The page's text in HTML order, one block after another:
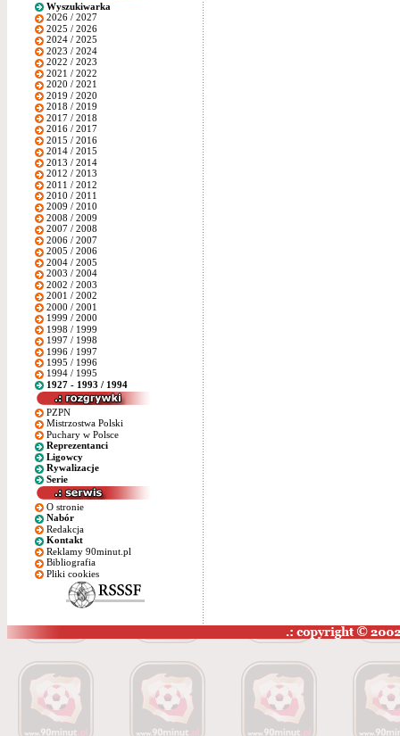
Wyszukiwarka
2026 / 2027
2025 / 2026
2024 / 2025
2023 / 2024
2022 / 2023
2021 / 2022
2020 / 2021
2019 / 2020
2018 / 2019
2017 / 2018
2016 / 2017
2015 / 2016
2014 / 2015
2013 / 2014
2012 / 2013
2011 / 2012
2010 / 2011
2009 / 2010
2008 / 2009
2007 / 2008
2006 / 2007
2005 / 2006
2004 / 2005
2003 / 2004
2002 / 2003
2001 / 2002
2000 / 2001
1999 / 2000
1998 / 1999
1997 / 1998
1996 / 1997
1995 / 1996
1994 / 1995
1927 - 1993 / 1994
PZPN
Mistrzostwa Polski
Puchary w Polsce
Reprezentanci
Ligowcy
Rywalizacje
Serie
O stronie
Nabór
Redakcja
Kontakt
Reklamy 90minut.pl
Bibliografia
Pliki cookies